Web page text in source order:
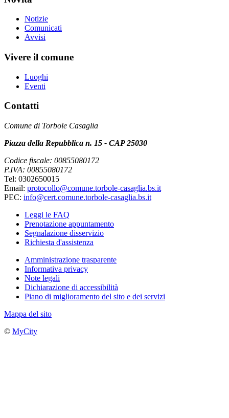
Notizie
Comunicati
Avvisi
Vivere il comune
Luoghi
Eventi
Contatti
Comune di Torbole Casaglia
Piazza della Repubblica n. 15 - CAP 25030
Codice fiscale: 00855080172
P.IVA: 00855080172
Tel: 0302650015
Email: protocollo@comune.torbole-casaglia.bs.it
PEC: info@cert.comune.torbole-casaglia.bs.it
Leggi le FAQ
Prenotazione appuntamento
Segnalazione disservizio
Richiesta d'assistenza
Amministrazione trasparente
Informativa privacy
Note legali
Dichiarazione di accessibilità
Piano di miglioramento del sito e dei servizi
Mappa del sito
© MyCity